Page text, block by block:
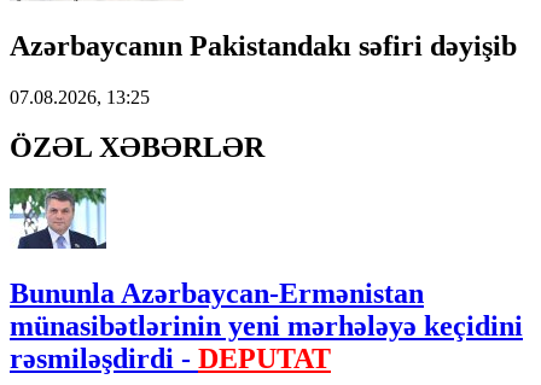
Azərbaycanın Pakistandakı səfiri dəyişib
07.08.2026, 13:25
ÖZƏL XƏBƏRLƏR
Bununla Azərbaycan-Ermənistan
münasibətlərinin yeni mərhələyə keçidini
rəsmiləşdirdi - DEPUTAT